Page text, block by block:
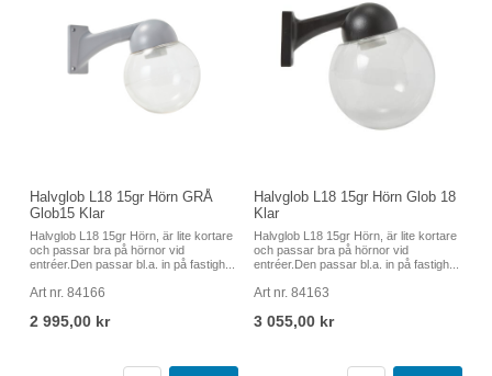
Halvglob L18 15gr Hörn GRÅ
Glob15 Klar
Halvglob L18 15gr Hörn, är lite kortare
och passar bra på hörnor vid
entréer.Den passar bl.a. in på fastigh...
Art nr. 84166
2 995,00 kr
Halvglob L18 15gr Hörn Glob 18
Klar
Halvglob L18 15gr Hörn, är lite kortare
och passar bra på hörnor vid
entréer.Den passar bl.a. in på fastigh...
Art nr. 84163
3 055,00 kr